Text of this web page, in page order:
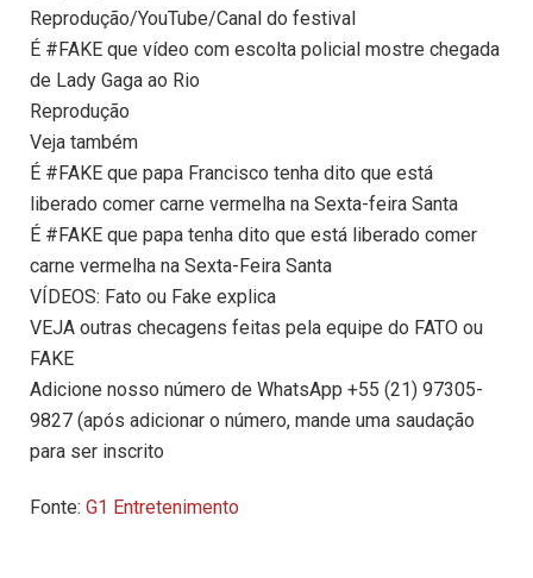
Reprodução/YouTube/Canal do festival
É #FAKE que vídeo com escolta policial mostre chegada
de Lady Gaga ao Rio
Reprodução
Veja também
É #FAKE que papa Francisco tenha dito que está
liberado comer carne vermelha na Sexta-feira Santa
É #FAKE que papa tenha dito que está liberado comer
carne vermelha na Sexta-Feira Santa
VÍDEOS: Fato ou Fake explica
VEJA outras checagens feitas pela equipe do FATO ou
FAKE
Adicione nosso número de WhatsApp +55 (21) 97305-
9827 (após adicionar o número, mande uma saudação
para ser inscrito
Fonte: G1 Entretenimento